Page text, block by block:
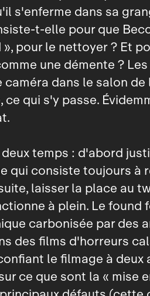
s'enferme dans sa
pour que
pour le nettoyer ? Et
une démente ?
dans le salon de
qui s'y passe.
temps : d'abord
qui consiste toujours à
laisser la place au
à plein. Le found
carbonisée par des
des films d'horreurs
le filmage à deux
ce que sont la « mise